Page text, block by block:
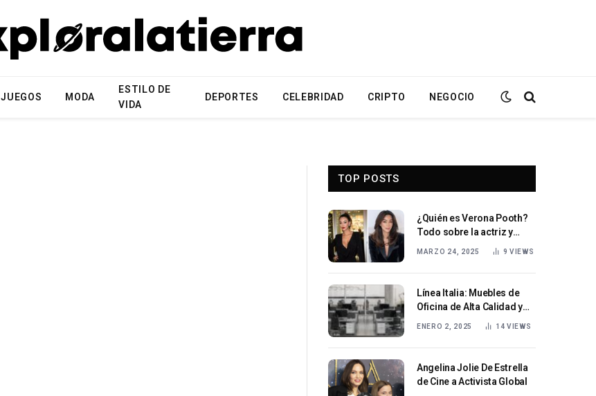
JUEGOS MODA
ESTILO DE
VIDA
DEPORTES CELEBRIDAD CRIPTO NEGOCIO
TOP POSTS
¿Quién es Verona Pooth?
Todo sobre la actriz y
presentadora alemana.
MARZO 24, 2025 9 VIEWS
Línea Italia: Muebles de
Oficina de Alta Calidad y
Diseño Exclusivo
ENERO 2, 2025 14 VIEWS
Angelina Jolie De Estrella
de Cine a Activista Global